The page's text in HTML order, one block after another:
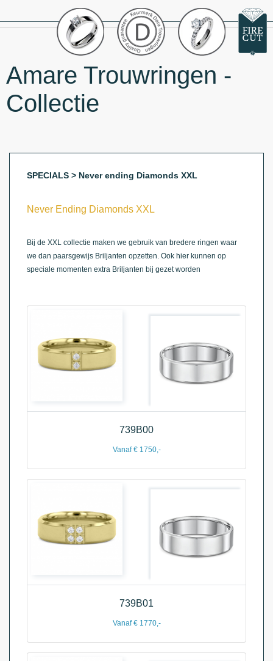
Amare Trouwringen -
Collectie
SPECIALS > Never ending Diamonds XXL
Never Ending Diamonds XXL
Bij de XXL collectie maken we gebruik van bredere ringen waar
we dan paarsgewijs Briljanten opzetten. Ook hier kunnen op
speciale momenten extra Briljanten bij gezet worden
739B00
Vanaf € 1750,-
739B01
Vanaf € 1770,-